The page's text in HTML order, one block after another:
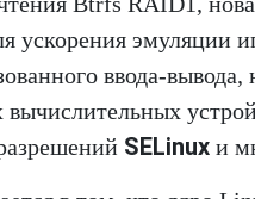
ускорения эмуляции
ввода-
SELinux и